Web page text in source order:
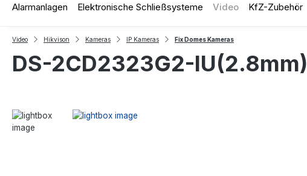
Alarmanlagen Elektronische Schließsysteme Video KfZ-Zubehör
Video Hikvison Kameras IP Kameras Fix Domes Kameras
DS-2CD2323G2-IU(2.8mm)